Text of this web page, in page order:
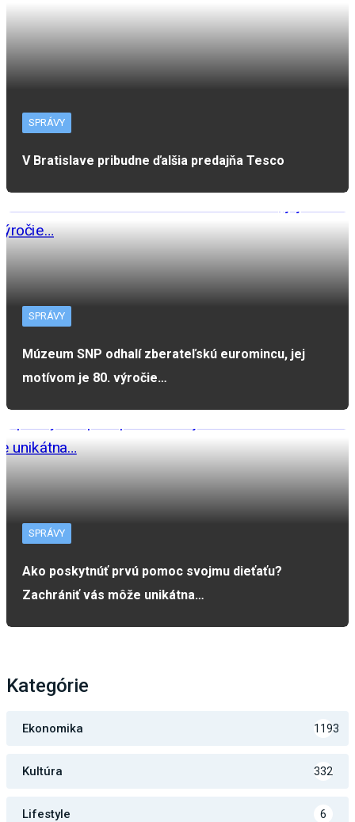
SPRÁVY
V Bratislave pribudne ďalšia predajňa Tesco
SPRÁVY
Múzeum SNP odhalí zberateľskú euromincu, jej
motívom je 80. výročie…
SPRÁVY
Ako poskytnúť prvú pomoc svojmu dieťaťu?
Zachrániť vás môže unikátna…
Kategórie
Ekonomika 1193
Kultúra 332
Lifestyle 6